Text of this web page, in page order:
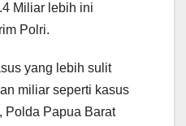
Miliar lebih ini
Polri.
yang lebih sulit
miliar seperti kasus
Polda Papua Barat